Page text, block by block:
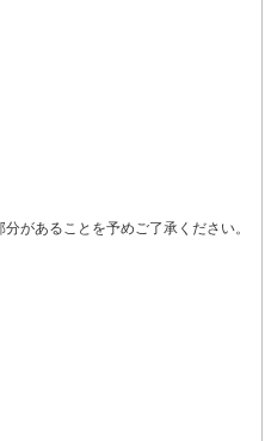
があることを予めご了承ください。